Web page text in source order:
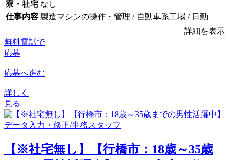
寮・社宅 なし
仕事内容 製造マシンの操作・管理 / 自動車系工場 / 日勤
詳細を表示
無料電話で
応募
応募へ進む
詳しく
見る
【※社宅無し】【行橋市：18歳～35歳